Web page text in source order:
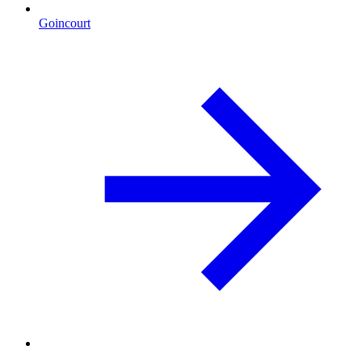
Goincourt